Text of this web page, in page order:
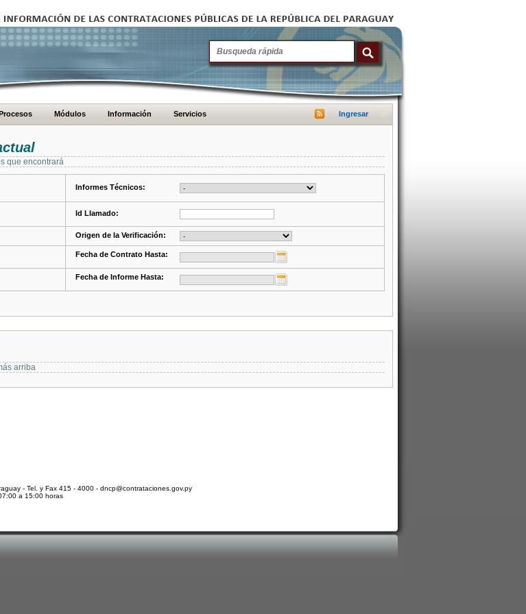
Módulos Información Servicios Ingresar
que encontrará
Informes Técnicos:
Id Llamado:
Origen de la Verificación:
Fecha de Contrato Hasta:
Fecha de Informe Hasta:
arriba
- Tel. y Fax 415 - 4000 - dncp@contrataciones.gov.py
a 15:00 horas